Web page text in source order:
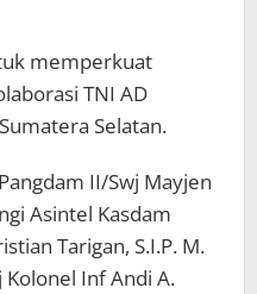
memperkuat
TNI AD
Selatan.
II/Swj Mayjen
Asintel Kasdam
Tarigan, S.I.P. M.
Kolonel Inf Andi A.